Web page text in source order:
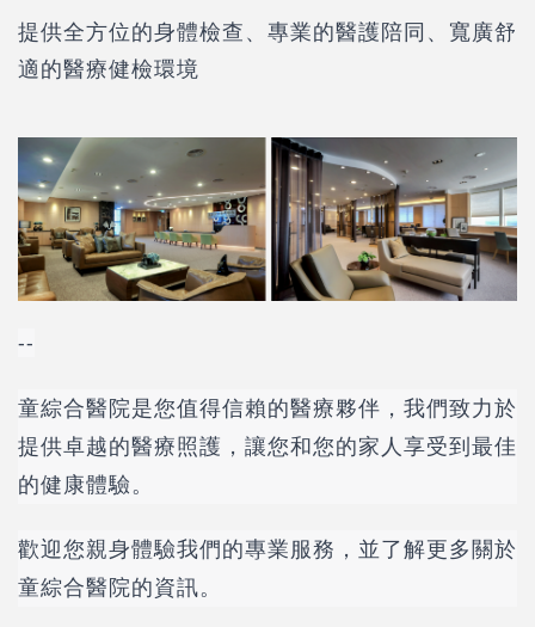
提供全方位的身體檢查、專業的醫護陪同、寬廣舒
適的醫療健檢環境
--
童綜合醫院是您值得信賴的醫療夥伴，我們致力於
提供卓越的醫療照護，讓您和您的家人享受到最佳
的健康體驗。
歡迎您親身體驗我們的專業服務，並了解更多關於
童綜合醫院的資訊。